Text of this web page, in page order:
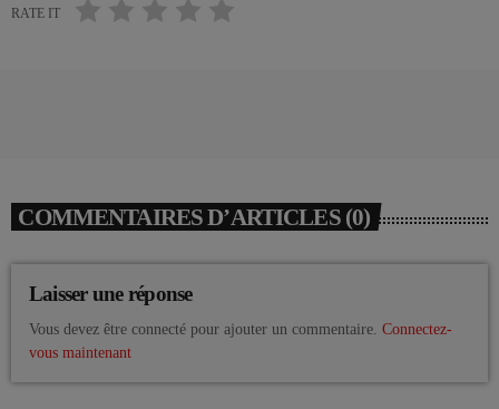
RATE IT
COMMENTAIRES D’ARTICLES (0)
Laisser une réponse
Vous devez être connecté pour ajouter un commentaire. Connectez-
vous maintenant